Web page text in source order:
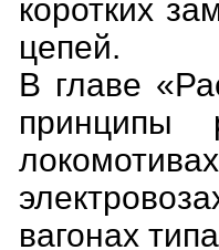
коротких
цепей.
В главе
принципы
вагонах